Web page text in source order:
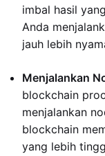
imbal hasil
Anda
jauh lebih
Menjalankan
blockchain
menjalankan
blockchain
yang lebih